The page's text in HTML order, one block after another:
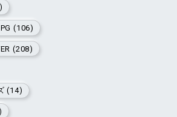
(106)
(208)
(14)